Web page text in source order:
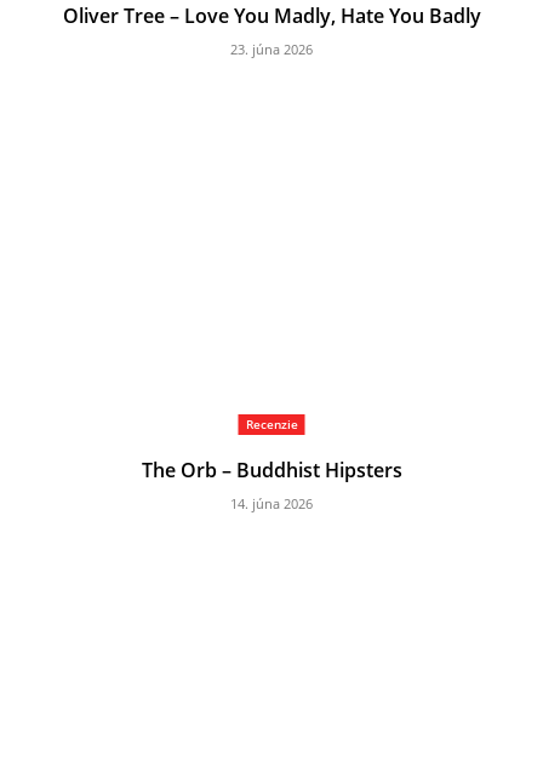
Oliver Tree – Love You Madly, Hate You Badly
23. júna 2026
Recenzie
The Orb – Buddhist Hipsters
14. júna 2026